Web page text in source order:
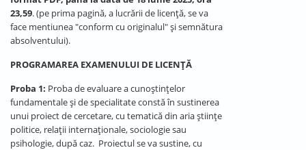
23,59. (pe prima pagină, a lucrării de licență, se va
face mentiunea "conform cu originalul" și semnătura
absolventului).
PROGRAMAREA EXAMENULUI DE LICENȚĂ
Proba 1: Proba de evaluare a cunoștințelor
fundamentale şi de specialitate constă în sustinerea
unui proiect de cercetare, cu tematică din aria științe
politice, relații internaționale, sociologie sau
psihologie, după caz. Proiectul se va sustine, cu